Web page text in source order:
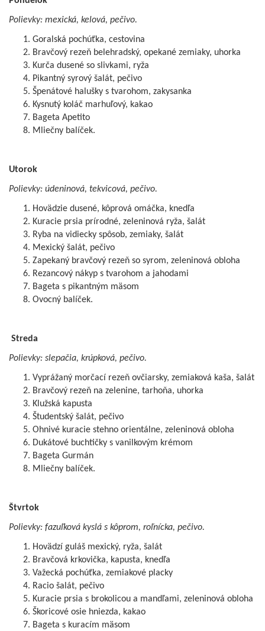
Polievky: mexická, kelová, pečivo.
Goralská pochúťka, cestovina
Bravčový rezeň belehradský, opekané zemiaky, uhorka
Kurča dusené so slivkami, ryža
Pikantný syrový šalát, pečivo
Špenátové halušky s tvarohom, zakysanka
Kysnutý koláč marhuľový, kakao
Bageta Apetito
Mliečny balíček.
Utorok
Polievky: údeninová, tekvicová, pečivo.
Hovädzie dusené, kôprová omáčka, knedľa
Kuracie prsia prírodné, zeleninová ryža, šalát
Ryba na vidiecky spôsob, zemiaky, šalát
Mexický šalát, pečivo
Zapekaný bravčový rezeň so syrom, zeleninová obloha
Rezancový nákyp s tvarohom a jahodami
Bageta s pikantným mäsom
Ovocný balíček.
Streda
Polievky: slepačia, krúpková, pečivo.
Vyprážaný morčací rezeň ovčiarsky, zemiaková kaša, šalát
Bravčový rezeň na zelenine, tarhoňa, uhorka
Klužská kapusta
Študentský šalát, pečivo
Ohnivé kuracie stehno orientálne, zeleninová obloha
Dukátové buchtičky s vanilkovým krémom
Bageta Gurmán
Mliečny balíček.
Štvrtok
Polievky: fazuľková kyslá s kôprom, roľnícka, pečivo.
Hovädzí guláš mexický, ryža, šalát
Bravčová krkovička, kapusta, knedľa
Važecká pochúťka, zemiakové placky
Racio šalát, pečivo
Kuracie prsia s brokolicou a mandľami, zeleninová obloha
Škoricové osie hniezda, kakao
Bageta s kuracím mäsom